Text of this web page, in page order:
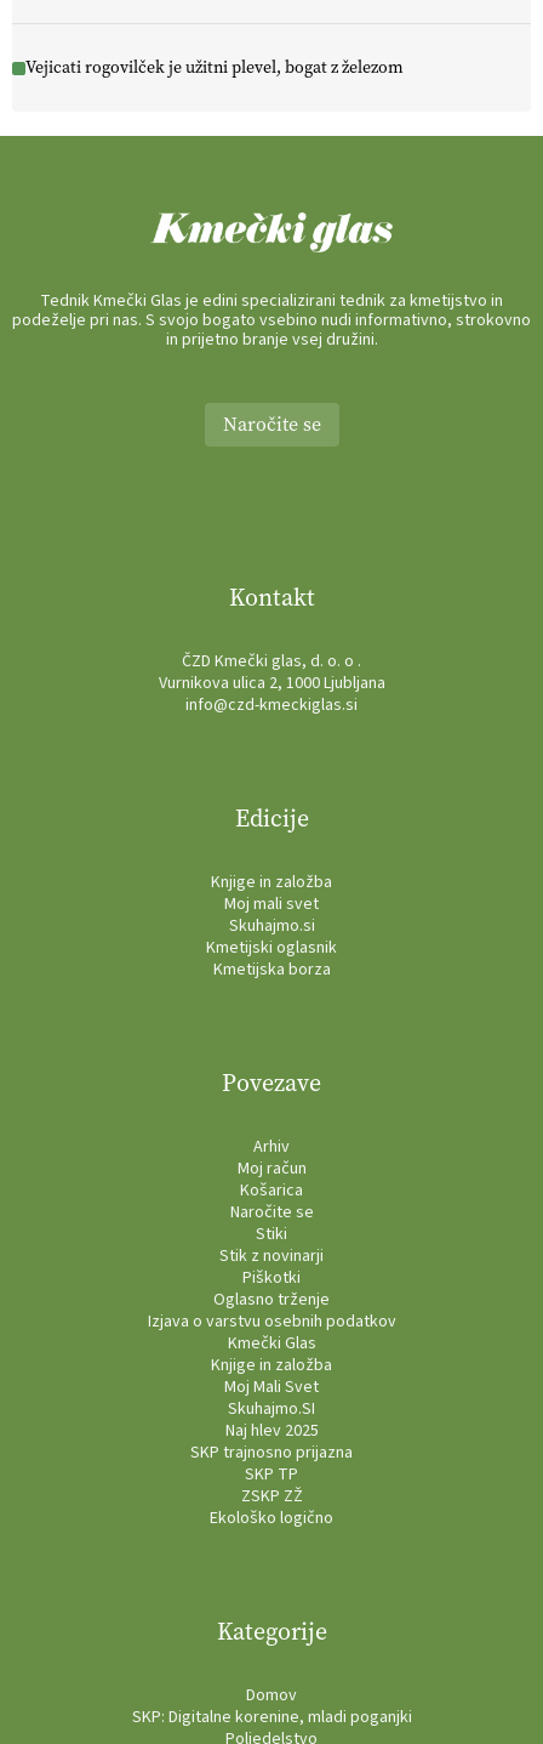
Vejicati rogovilček je užitni plevel, bogat z železom
Tednik Kmečki Glas je edini specializirani tednik za kmetijstvo in
podeželje pri nas. S svojo bogato vsebino nudi informativno, strokovno
in prijetno branje vsej družini.
Naročite se
Kontakt
ČZD Kmečki glas, d. o. o .
Vurnikova ulica 2, 1000 Ljubljana
info@czd-kmeckiglas.si
Edicije
Knjige in založba
Moj mali svet
Skuhajmo.si
Kmetijski oglasnik
Kmetijska borza
Povezave
Arhiv
Moj račun
Košarica
Naročite se
Stiki
Stik z novinarji
Piškotki
Oglasno trženje
Izjava o varstvu osebnih podatkov
Kmečki Glas
Knjige in založba
Moj Mali Svet
Skuhajmo.SI
Naj hlev 2025
SKP trajnosno prijazna
SKP TP
ZSKP ZŽ
Ekološko logično
Kategorije
Domov
SKP: Digitalne korenine, mladi poganjki
Poljedelstvo